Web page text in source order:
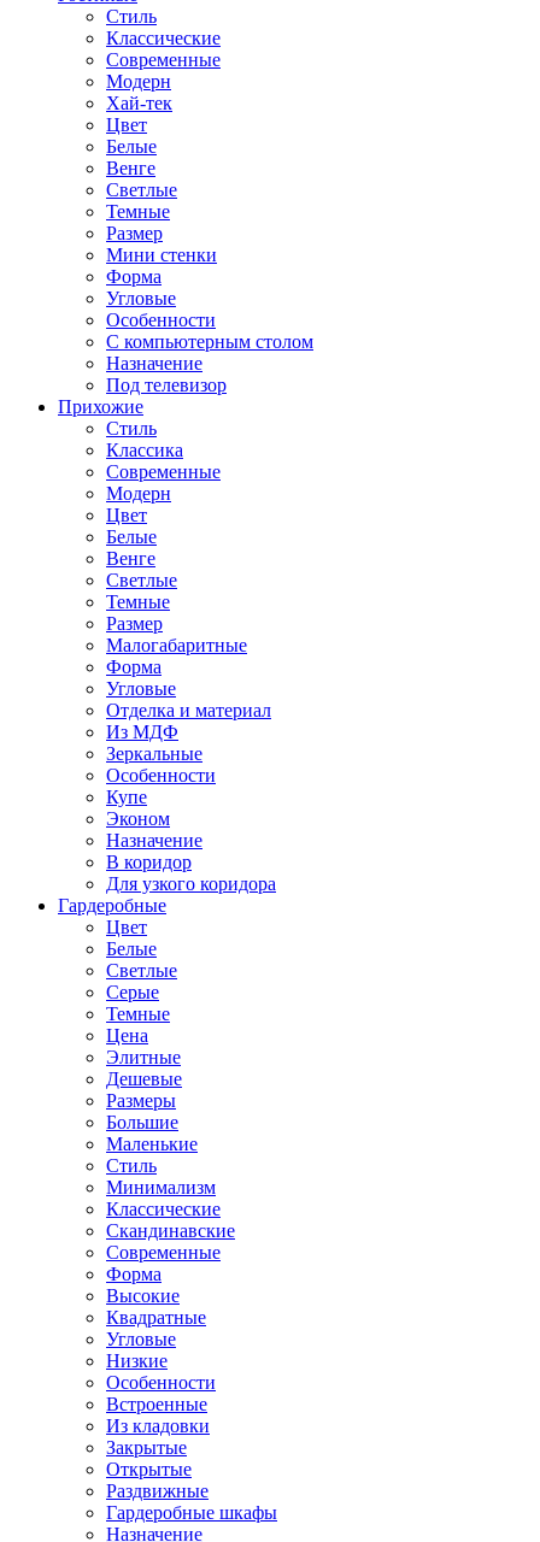
Стиль
Классические
Современные
Модерн
Хай-тек
Цвет
Белые
Венге
Светлые
Темные
Размер
Мини стенки
Форма
Угловые
Особенности
С компьютерным столом
Назначение
Под телевизор
Прихожие
Стиль
Классика
Современные
Модерн
Цвет
Белые
Венге
Светлые
Темные
Размер
Малогабаритные
Форма
Угловые
Отделка и материал
Из МДФ
Зеркальные
Особенности
Купе
Эконом
Назначение
В коридор
Для узкого коридора
Гардеробные
Цвет
Белые
Светлые
Серые
Темные
Цена
Элитные
Дешевые
Размеры
Большие
Маленькие
Стиль
Минимализм
Классические
Скандинавские
Современные
Форма
Высокие
Квадратные
Угловые
Низкие
Особенности
Встроенные
Из кладовки
Закрытые
Открытые
Раздвижные
Гардеробные шкафы
Назначение